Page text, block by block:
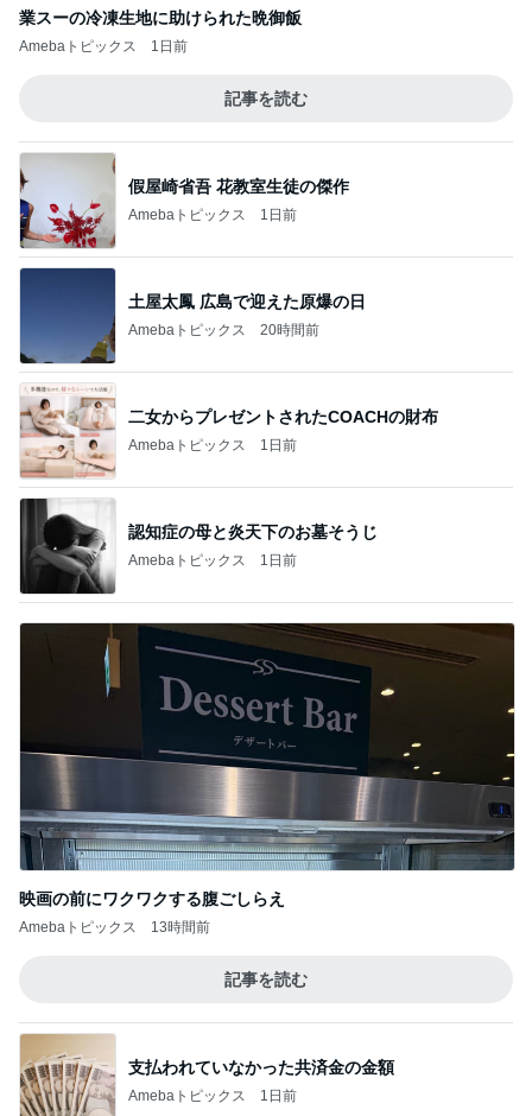
業スーの冷凍生地に助けられた晩御飯
Amebaトピックス 1日前
記事を読む
假屋崎省吾 花教室生徒の傑作
Amebaトピックス 1日前
土屋太鳳 広島で迎えた原爆の日
Amebaトピックス 20時間前
二女からプレゼントされたCOACHの財布
Amebaトピックス 1日前
認知症の母と炎天下のお墓そうじ
Amebaトピックス 1日前
映画の前にワクワクする腹ごしらえ
Amebaトピックス 13時間前
記事を読む
支払われていなかった共済金の金額
Amebaトピックス 1日前